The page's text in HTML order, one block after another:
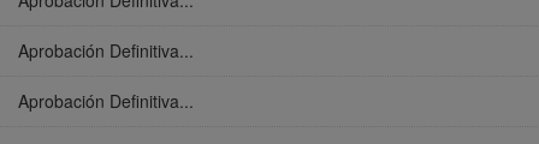
Aprobación Definitiva...
Aprobación Definitiva...